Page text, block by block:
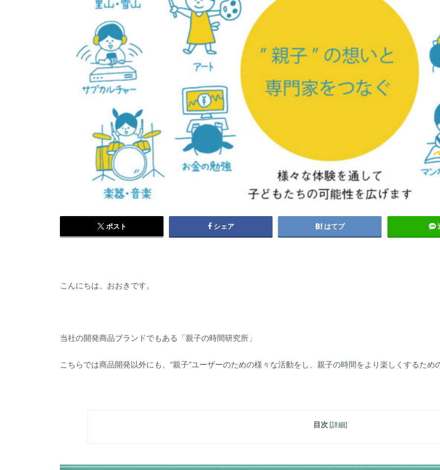
ポスト シェア はてブ
こんにちは、おおきです。
当社の開発商品ブランドでもある「親子の時間研究所」
こちらでは商品開発以外にも、”親子”ユーザーのための様々な活動をし、親子の時間をより楽しくするため
目次 [詳細]